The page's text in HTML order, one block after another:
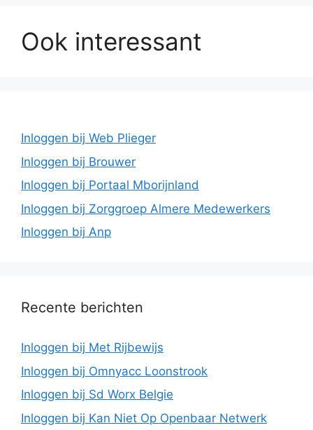
Ook interessant
Inloggen bij Web Plieger
Inloggen bij Brouwer
Inloggen bij Portaal Mborijnland
Inloggen bij Zorggroep Almere Medewerkers
Inloggen bij Anp
Recente berichten
Inloggen bij Met Rijbewijs
Inloggen bij Omnyacc Loonstrook
Inloggen bij Sd Worx Belgie
Inloggen bij Kan Niet Op Openbaar Netwerk